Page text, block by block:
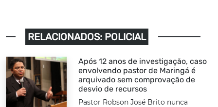
RELACIONADOS: POLICIAL
Após 12 anos de investigação, caso
envolvendo pastor de Maringá é
arquivado sem comprovação de
desvio de recursos
Pastor Robson José Brito nunca